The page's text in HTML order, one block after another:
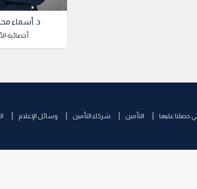
د. أسماء
أخصائية
حصلنا عليها التأمين شركاء التأمين وسائل الإعلام